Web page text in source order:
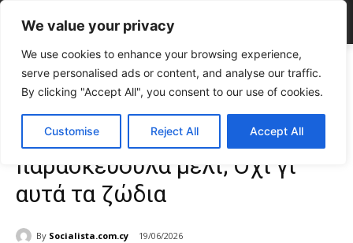
We value your privacy
We use cookies to enhance your browsing experience,
serve personalised ads or content, and analyse our traffic.
By clicking "Accept All", you consent to our use of cookies.
Customise Reject All Accept All
Home TOP NEWS
Παρασκευούλα ζάχαρη, παρασκευούλα μέλι; Όχι
γι’ αυτά τα ζώδια
Παρασκευούλα ζάχαρη,
παρασκευούλα μέλι; Όχι γι’
αυτά τα ζώδια
By Socialista.com.cy 19/06/2026